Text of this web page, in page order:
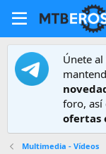
Únete al
foro, así
ofertas
Multimedia - Vídeos